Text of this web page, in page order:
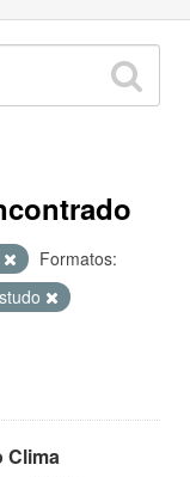
Formatos:
Clima